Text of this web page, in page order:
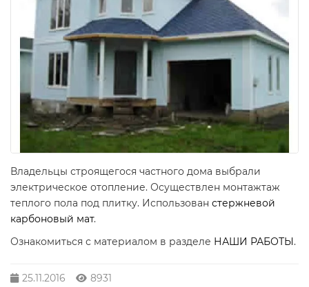
Владельцы строящегося частного дома выбрали
электрическое отопление. Осуществлен монтажтаж
теплого пола под плитку. Использован стержневой
карбоновый мат.
Ознакомиться с материалом в разделе НАШИ РАБОТЫ.
25.11.2016 8931